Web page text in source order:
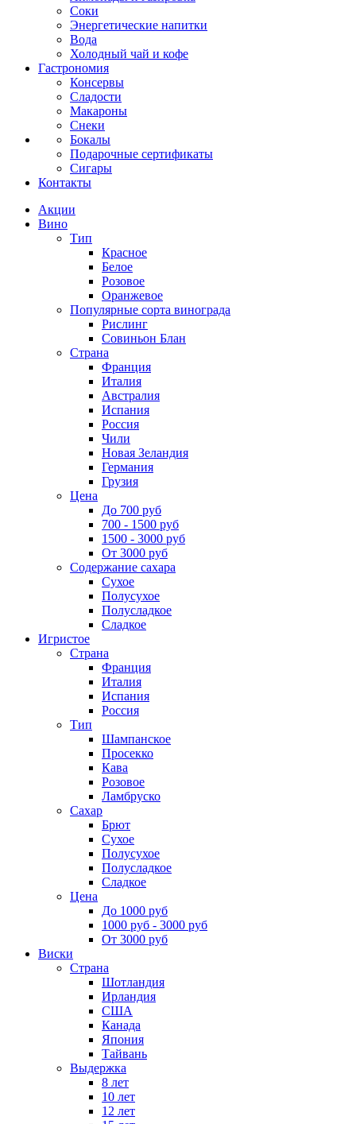
Соки
Энергетические напитки
Вода
Холодный чай и кофе
Гастрономия
Консервы
Сладости
Макароны
Снеки
Бокалы
Подарочные сертификаты
Сигары
Контакты
Акции
Вино
Тип
Красное
Белое
Розовое
Оранжевое
Популярные сорта винограда
Рислинг
Совиньон Блан
Страна
Франция
Италия
Австралия
Испания
Россия
Чили
Новая Зеландия
Германия
Грузия
Цена
До 700 руб
700 - 1500 руб
1500 - 3000 руб
От 3000 руб
Содержание сахара
Сухое
Полусухое
Полусладкое
Сладкое
Игристое
Страна
Франция
Италия
Испания
Россия
Тип
Шампанское
Просекко
Кава
Розовое
Ламбруско
Сахар
Брют
Сухое
Полусухое
Полусладкое
Сладкое
Цена
До 1000 руб
1000 руб - 3000 руб
От 3000 руб
Виски
Страна
Шотландия
Ирландия
США
Канада
Япония
Тайвань
Выдержка
8 лет
10 лет
12 лет